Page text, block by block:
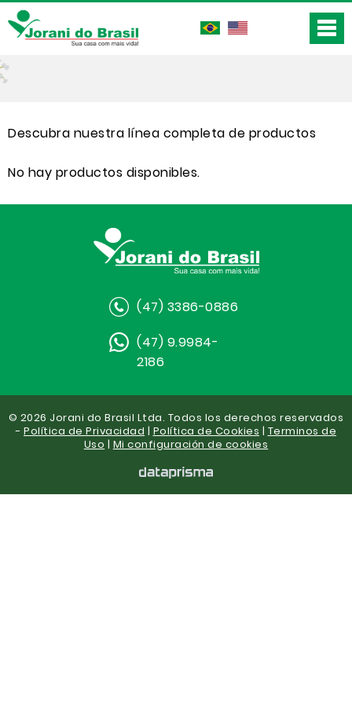
Descubra nuestra línea completa de productos
No hay productos disponibles.
(47) 3386-0886
(47) 9.9984-
2186
© 2026 Jorani do Brasil Ltda. Todos los derechos reservados
- Política de Privacidad | Política de Cookies | Terminos de
Uso | Mi configuración de cookies